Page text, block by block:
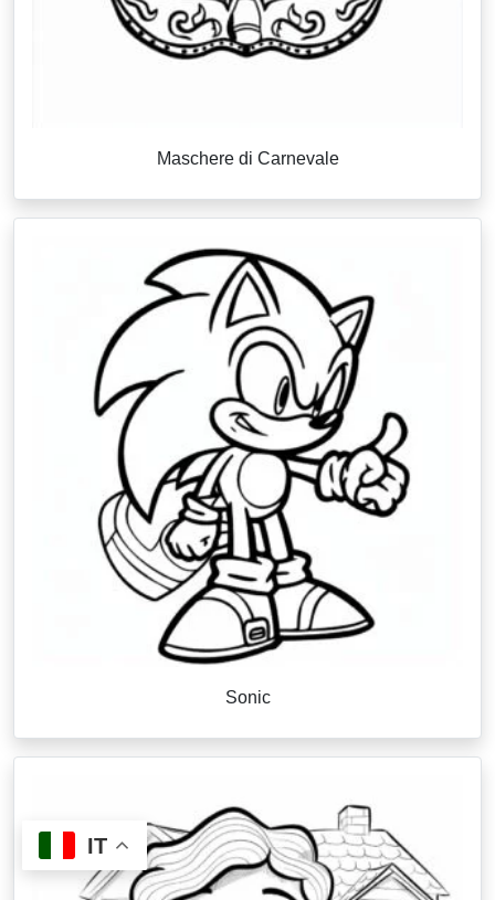
Maschere di Carnevale
Sonic
IT